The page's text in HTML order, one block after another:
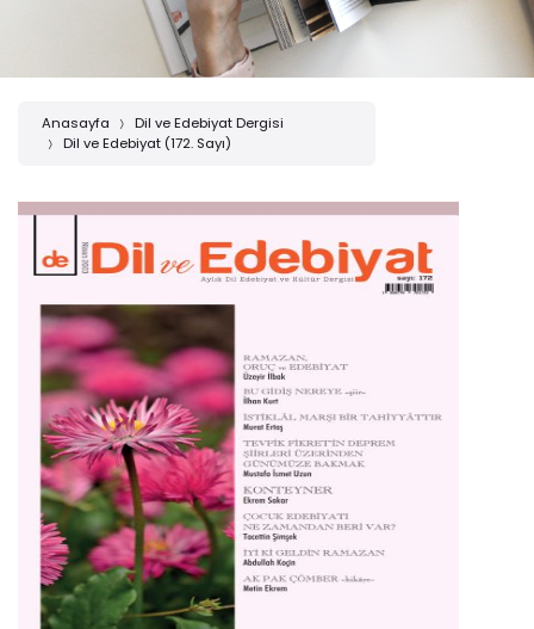
Anasayfa
Dil ve Edebiyat Dergisi
Dil ve Edebiyat (172. Sayı)